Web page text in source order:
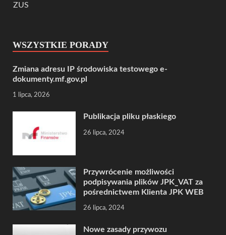
ZUS
WSZYSTKIE PORADY
Zmiana adresu IP środowiska testowego e-
dokumenty.mf.gov.pl
1 lipca, 2026
Publikacja pliku płaskiego
26 lipca, 2024
Przywrócenie możliwości
podpisywania plików JPK_VAT za
pośrednictwem Klienta JPK WEB
26 lipca, 2024
Nowe zasady przywozu